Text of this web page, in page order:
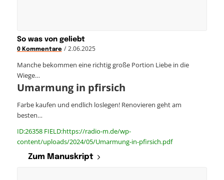
So was von geliebt
0 Kommentare / 2.06.2025
Manche bekommen eine richtig große Portion Liebe in die
Wiege…
Umarmung in pfirsich
Farbe kaufen und endlich loslegen! Renovieren geht am
besten…
ID:26358 FIELD:https://radio-m.de/wp-
content/uploads/2024/05/Umarmung-in-pfirsich.pdf
Zum Manuskript